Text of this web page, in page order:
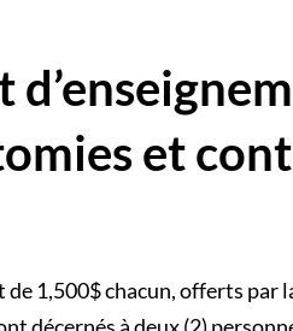
et
de 1,500$ chacun, offerts par